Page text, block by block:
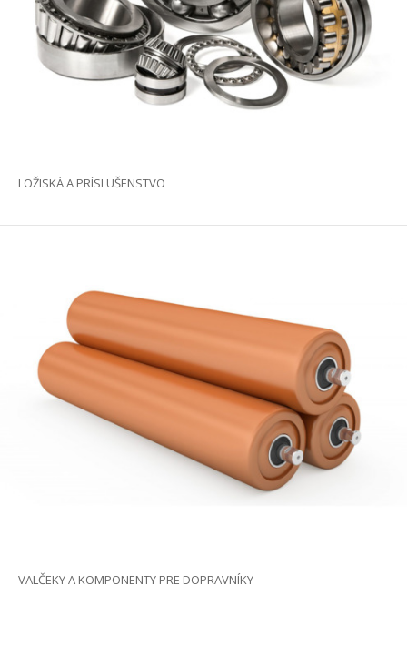
LOŽISKÁ A PRÍSLUŠENSTVO
VALČEKY A KOMPONENTY PRE DOPRAVNÍKY